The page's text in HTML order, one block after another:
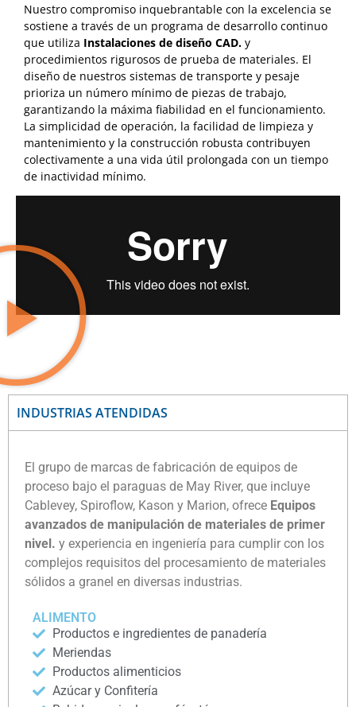
Nuestro compromiso inquebrantable con la excelencia se
sostiene a través de un programa de desarrollo continuo
que utiliza Instalaciones de diseño CAD. y
procedimientos rigurosos de prueba de materiales. El
diseño de nuestros sistemas de transporte y pesaje
prioriza un número mínimo de piezas de trabajo,
garantizando la máxima fiabilidad en el funcionamiento.
La simplicidad de operación, la facilidad de limpieza y
mantenimiento y la construcción robusta contribuyen
colectivamente a una vida útil prolongada con un tiempo
de inactividad mínimo.
INDUSTRIAS ATENDIDAS
El grupo de marcas de fabricación de equipos de
proceso bajo el paraguas de May River, que incluye
Cablevey, Spiroflow, Kason y Marion, ofrece Equipos
avanzados de manipulación de materiales de primer
nivel. y experiencia en ingeniería para cumplir con los
complejos requisitos del procesamiento de materiales
sólidos a granel en diversas industrias.
ALIMENTO
Productos e ingredientes de panadería
Meriendas
Productos alimenticios
Azúcar y Confitería